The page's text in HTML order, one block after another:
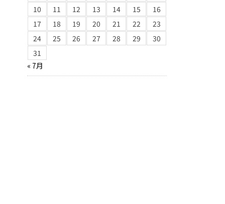
10
11 12 13 14 15
16
17
18 19 20 21 22
23
24
25 26 27 28 29
30
31
« 7月